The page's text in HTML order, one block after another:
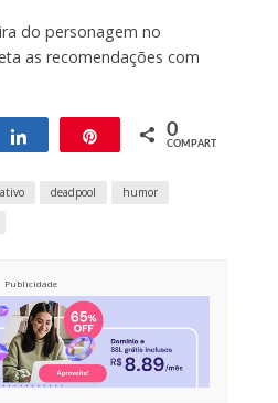
do personagem no
as recomendações com
Compartilhar 0
COMPART.
deadpool
humor
Publicidade